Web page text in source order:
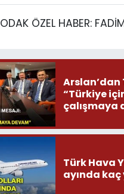
ODAK ÖZEL HABER:
Arslan’dan
“Türkiye
çalışmaya
Türk Hava
ayında kaç